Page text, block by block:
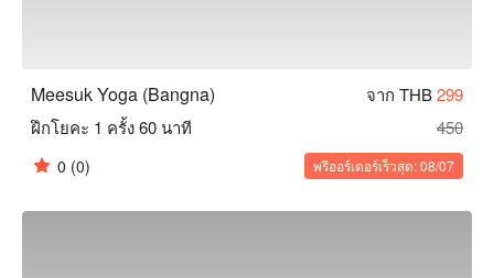
Meesuk Yoga (Bangna) จาก THB299
ฝึกโยคะ 1 ครั้ง 60 นาที
450
0 (0) พรีออร์เดอร์เร็วสุด: 08/07